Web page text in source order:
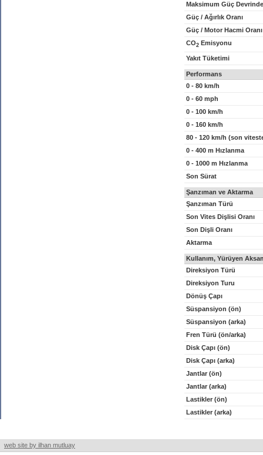
Maksimum Güç
Güç / Ağırlık Oranı
Güç / Motor Hacmi Oranı
CO2 Emisyonu
Yakıt Tüketimi
Performans
0 - 80 km/h
0 - 60 mph
0 - 100 km/h
0 - 160 km/h
80 - 120 km/h (son
0 - 400 m Hızlanma
0 - 1000 m Hızlanma
Son Sürat
Şanzıman ve Aktarma
Şanzıman Türü
Son Vites Dişlisi Oranı
Son Dişli Oranı
Aktarma
Kullanım, Yürüyen
Direksiyon Türü
Direksiyon Turu
Dönüş Çapı
Süspansiyon (ön)
Süspansiyon (arka)
Fren Türü (ön/arka)
Disk Çapı (ön)
Disk Çapı (arka)
Jantlar (ön)
Jantlar (arka)
Lastikler (ön)
Lastikler (arka)
web site by ilhan mutluay